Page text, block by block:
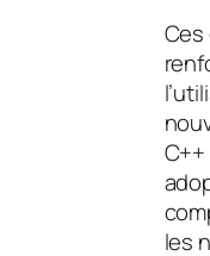
les